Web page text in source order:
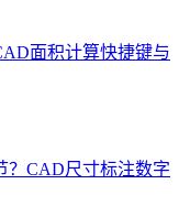
面积计算快捷键与
？CAD尺寸标注数字